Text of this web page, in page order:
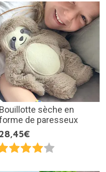
Bouillotte sèche en
de paresseux
28,45€